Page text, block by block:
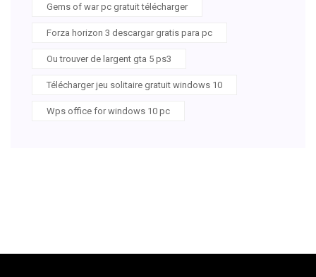
Gems of war pc gratuit télécharger
Forza horizon 3 descargar gratis para pc
Ou trouver de largent gta 5 ps3
Télécharger jeu solitaire gratuit windows 10
Wps office for windows 10 pc